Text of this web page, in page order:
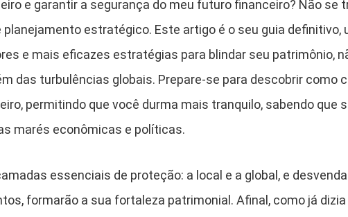
e garantir a segurança do meu futuro financeiro? Não se
planejamento estratégico. Este artigo é o seu guia definitivo,
e mais eficazes estratégias para blindar seu patrimônio,
das turbulências globais. Prepare-se para descobrir como
permitindo que você durma mais tranquilo, sabendo que
marés econômicas e políticas.
essenciais de proteção: a local e a global, e
formarão a sua fortaleza patrimonial. Afinal, como já dizia